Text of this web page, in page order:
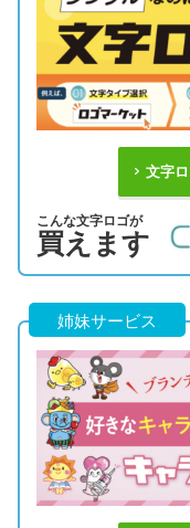
文字
こんな文字ロゴが
買えます
姉妹サービス